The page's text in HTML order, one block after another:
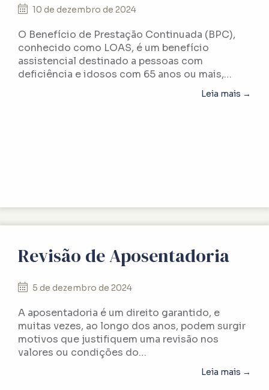
10 de dezembro de 2024
O Benefício de Prestação Continuada (BPC),
conhecido como LOAS, é um benefício
assistencial destinado a pessoas com
deficiência e idosos com 65 anos ou mais,…
Leia mais →
Revisão de Aposentadoria
5 de dezembro de 2024
A aposentadoria é um direito garantido, e
muitas vezes, ao longo dos anos, podem surgir
motivos que justifiquem uma revisão nos
valores ou condições do…
Leia mais →